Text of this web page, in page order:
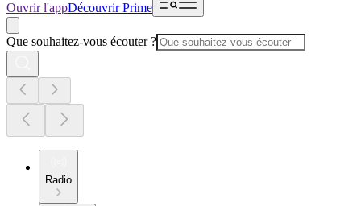
Ouvrir l'appDécouvrir Prime
Que souhaitez-vous écouter ?
Radio